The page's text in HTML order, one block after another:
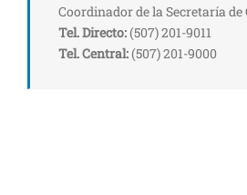
Coordinador de la Secretaría
Tel. Directo:(507) 201-9011
Tel. Central:(507) 201-9000